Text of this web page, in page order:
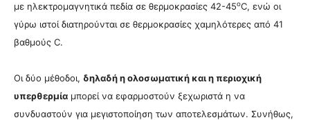
με ηλεκτρομαγνητικά πεδία σε θερμοκρασίες 42-45oC, ενώ οι
γύρω ιστοί διατηρούνται σε θερμοκρασίες χαμηλότερες από 41
βαθμούς C.
Οι δύο μέθοδοι, δηλαδή η ολοσωματική και η περιοχική
υπερθερμία μπορεί να εφαρμοστούν ξεχωριστά η να
συνδυαστούν για μεγιστοποίηση των αποτελεσμάτων. Συνήθως,